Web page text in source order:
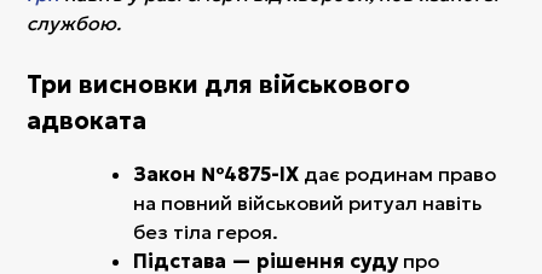
службою.
Три висновки для військового
адвоката
Закон №4875-IX дає родинам право
на повний військовий ритуал навіть
без тіла героя.
Підстава — рішення судупро